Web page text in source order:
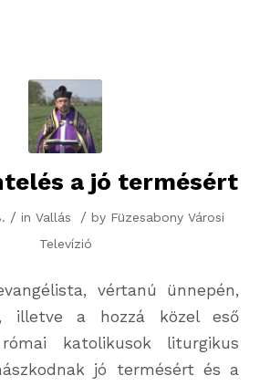
a jó termésért
/ in Vallás / by Füzesabony Városi
Televízió
vértanú ünnepén,
illetve a hozzá közel eső
katolikusok liturgikus
jó termésért és a